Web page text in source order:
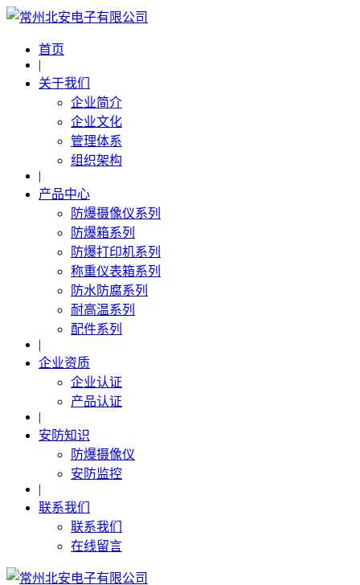
首页
|
关于我们
企业简介
企业文化
管理体系
组织架构
|
产品中心
防爆摄像仪系列
防爆箱系列
防爆打印机系列
称重仪表箱系列
防水防腐系列
耐高温系列
配件系列
|
企业资质
企业认证
产品认证
|
安防知识
防爆摄像仪
安防监控
|
联系我们
联系我们
在线留言